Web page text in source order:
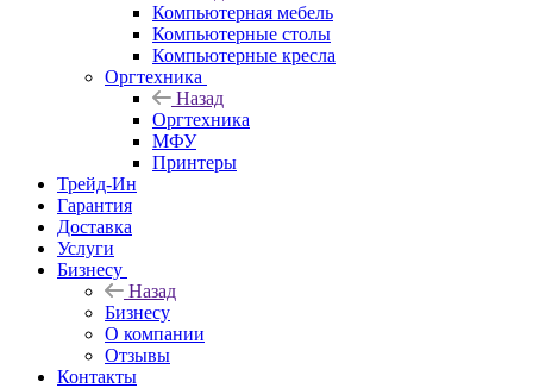
Компьютерная мебель
Компьютерные столы
Компьютерные кресла
Оргтехника
Назад
Оргтехника
МФУ
Принтеры
Трейд-Ин
Гарантия
Доставка
Услуги
Бизнесу
Назад
Бизнесу
О компании
Отзывы
Контакты